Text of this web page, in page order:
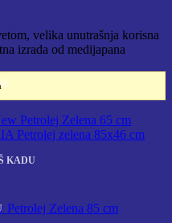
KADU
velika unutrašnja korisna
izrada od medijapana
Petrolej Zelena 85 cm